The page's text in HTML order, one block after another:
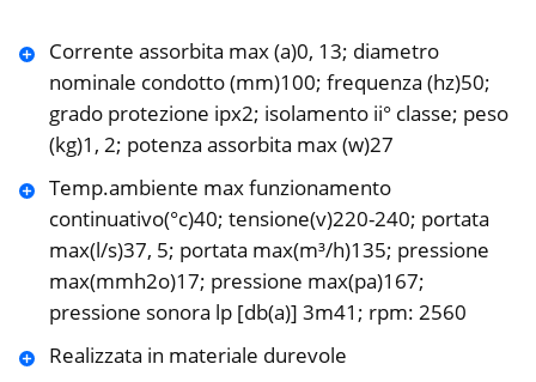
Corrente assorbita max (a)0, 13; diametro
nominale condotto (mm)100; frequenza (hz)50;
grado protezione ipx2; isolamento ii° classe; peso
(kg)1, 2; potenza assorbita max (w)27
Temp.ambiente max funzionamento
continuativo(°c)40; tensione(v)220-240; portata
max(l/s)37, 5; portata max(m³/h)135; pressione
max(mmh2o)17; pressione max(pa)167;
pressione sonora lp [db(a)] 3m41; rpm: 2560
Realizzata in materiale durevole